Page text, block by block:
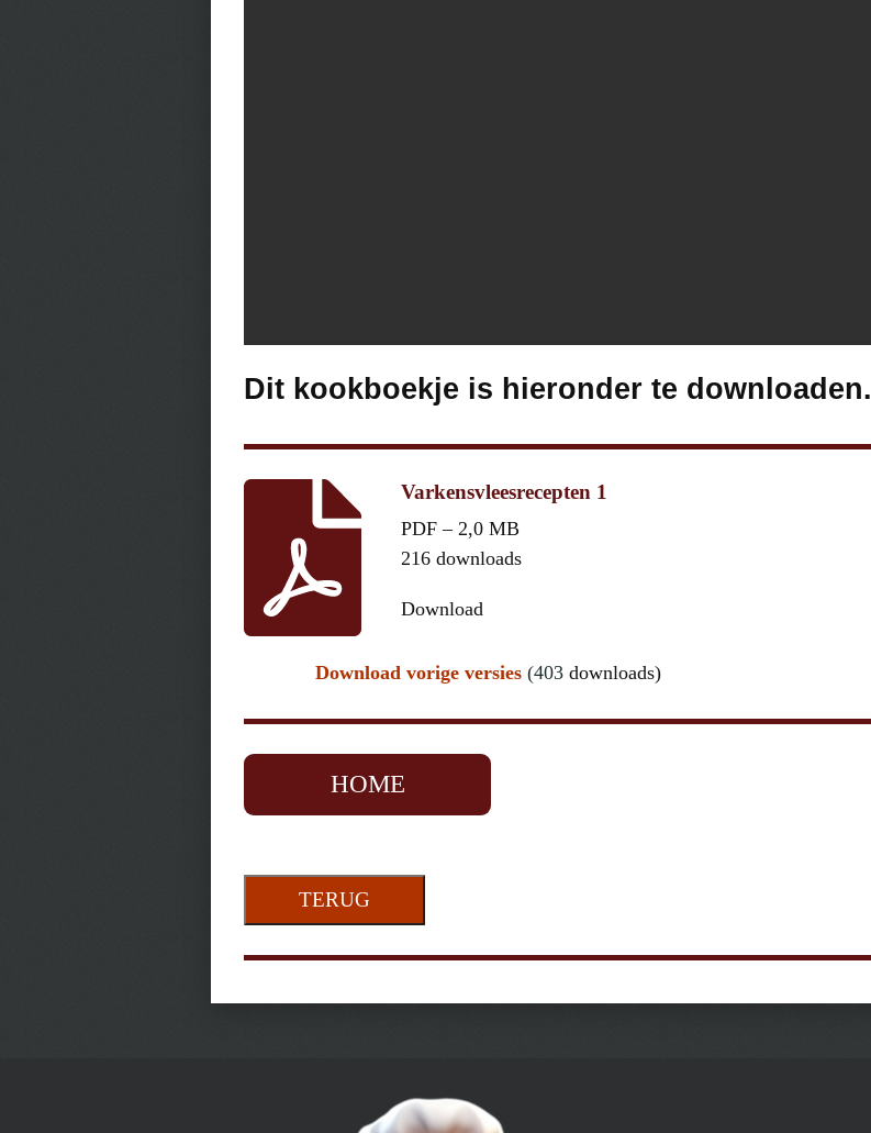
Dit kookboekje is hieronder te downloaden.
Varkensvleesrecepten 1
PDF – 2,0 MB
216 downloads
Download
Download vorige versies (403 downloads)
HOME
TERUG